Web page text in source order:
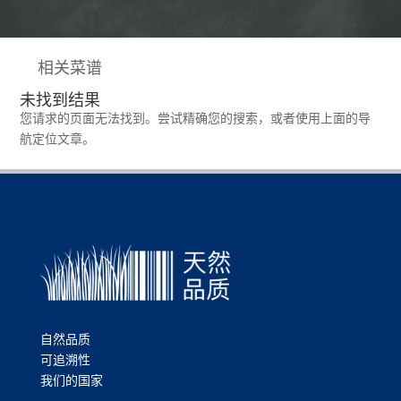
相关菜谱
未找到结果
您请求的页面无法找到。尝试精确您的搜索，或者使用上面的导
航定位文章。
自然品质
可追溯性
我们的国家